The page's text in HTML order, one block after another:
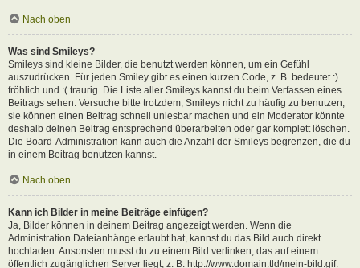
Nach oben
Was sind Smileys?
Smileys sind kleine Bilder, die benutzt werden können, um ein Gefühl
auszudrücken. Für jeden Smiley gibt es einen kurzen Code, z. B. bedeutet :)
fröhlich und :( traurig. Die Liste aller Smileys kannst du beim Verfassen eines
Beitrags sehen. Versuche bitte trotzdem, Smileys nicht zu häufig zu benutzen,
sie können einen Beitrag schnell unlesbar machen und ein Moderator könnte
deshalb deinen Beitrag entsprechend überarbeiten oder gar komplett löschen.
Die Board-Administration kann auch die Anzahl der Smileys begrenzen, die du
in einem Beitrag benutzen kannst.
Nach oben
Kann ich Bilder in meine Beiträge einfügen?
Ja, Bilder können in deinem Beitrag angezeigt werden. Wenn die
Administration Dateianhänge erlaubt hat, kannst du das Bild auch direkt
hochladen. Ansonsten musst du zu einem Bild verlinken, das auf einem
öffentlich zugänglichen Server liegt, z. B. http://www.domain.tld/mein-bild.gif.